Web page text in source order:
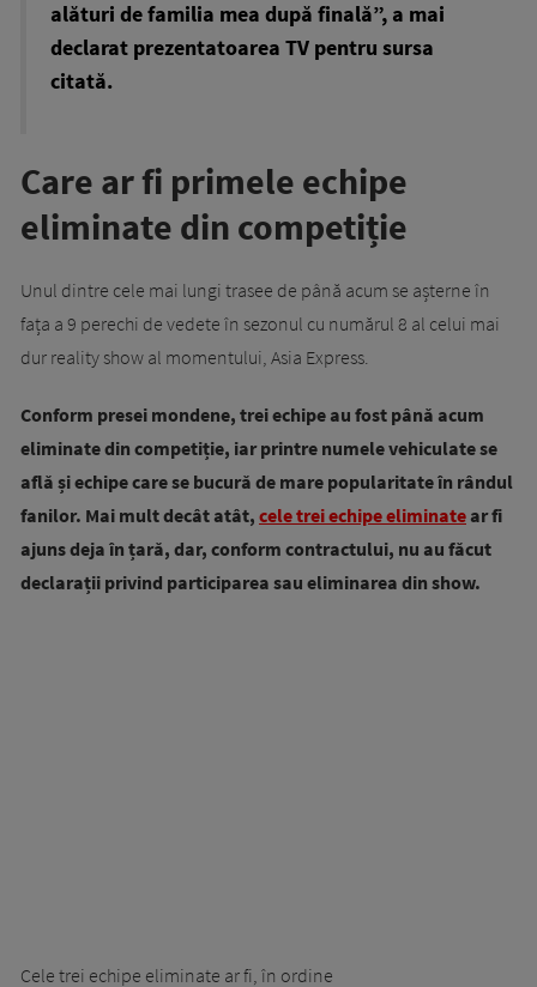
alături de familia mea după finală”, a mai
declarat prezentatoarea TV pentru sursa
citată.
Care ar fi primele echipe
eliminate din competiție
Unul dintre cele mai lungi trasee de până acum se așterne în
fața a 9 perechi de vedete în sezonul cu numărul 8 al celui mai
dur reality show al momentului, Asia Express.
Conform presei mondene, trei echipe au fost până acum
eliminate din competiție, iar printre numele vehiculate se
află și echipe care se bucură de mare popularitate în rândul
fanilor. Mai mult decât atât, cele trei echipe eliminate ar fi
ajuns deja în țară, dar, conform contractului, nu au făcut
declarații privind participarea sau eliminarea din show.
Cele trei echipe eliminate ar fi, în ordine